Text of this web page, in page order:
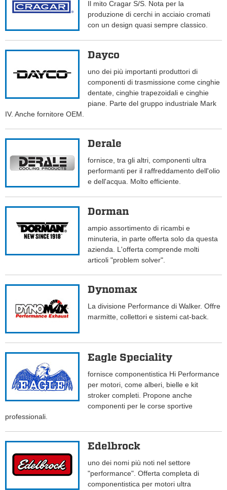
Il mito Cragar S/S. Nota per la
produzione di cerchi in acciaio cromati
con un design quasi sempre classico.
Dayco
uno dei più importanti produttori di
componenti di trasmissione come cinghie
dentate, cinghie trapezoidali e cinghie
piane. Parte del gruppo industriale Mark
IV. Anche fornitore OEM.
Derale
fornisce, tra gli altri, componenti ultra
performanti per il raffreddamento dell'olio
e dell'acqua. Molto efficiente.
Dorman
ampio assortimento di ricambi e
minuteria, in parte offerta solo da questa
azienda. L'offerta comprende molti
articoli "problem solver".
Dynomax
La divisione Performance di Walker. Offre
marmitte, collettori e sistemi cat-back.
Eagle Speciality
fornisce componentistica Hi Performance
per motori, come alberi, bielle e kit
stroker completi. Propone anche
componenti per le corse sportive
professionali.
Edelbrock
uno dei nomi più noti nel settore
"performance". Offerta completa di
componentistica per motori ultra